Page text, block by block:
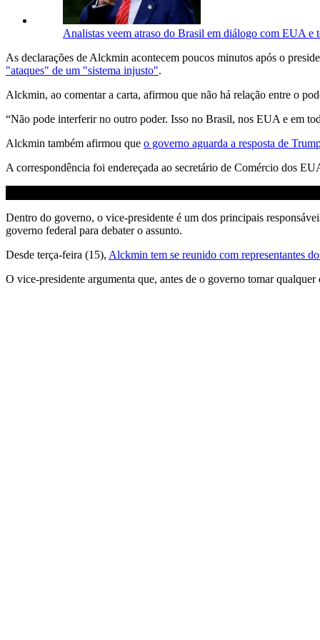
Analistas veem atraso do Brasil em diálogo com EUA e
As declarações de Alckmin acontecem poucos minutos após o
"ataques" de um "sistema injusto".
Alckmin, ao comentar a carta, afirmou que não há relação entre o
“Não pode interferir no outro poder. Isso no Brasil, nos EUA e em
Alckmin também afirmou que o governo aguarda a resposta de
A correspondência foi endereçada ao secretário de Comércio dos
Dentro do governo, o vice-presidente é um dos principais
governo federal para debater o assunto.
Desde terça-feira (15), Alckmin tem se reunido com representantes
O vice-presidente argumenta que, antes de o governo tomar